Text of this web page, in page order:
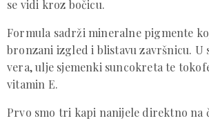
se vidi kroz bočicu.
Formula sadrži mineralne pigmente
bronzani izgled i blistavu završnicu. U
vera, ulje sjemenki suncokreta te
vitamin E.
Prvo smo tri kapi nanijele direktno na